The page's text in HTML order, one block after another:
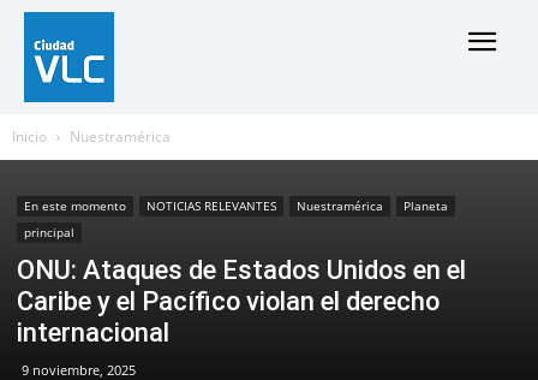
Inicio Nuestramérica
En este momento NOTICIAS RELEVANTES Nuestramérica
Planeta
principal
ONU: Ataques de Estados Unidos en el
Caribe y el Pacífico violan el derecho
internacional
9 noviembre, 2025